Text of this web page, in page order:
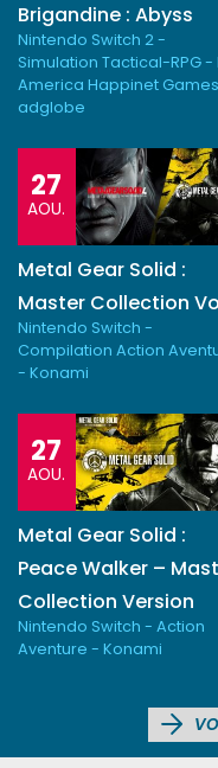
Brigandine : Abyss
Nintendo Switch 2 -
Simulation Tactical-RPG -
America Happinet
adglobe
27
AOU.
Metal Gear Solid :
Master Collection
Nintendo Switch -
Compilation Action
- Konami
27
AOU.
Metal Gear Solid :
Peace Walker –
Collection Version
Nintendo Switch - Action
Aventure - Konami